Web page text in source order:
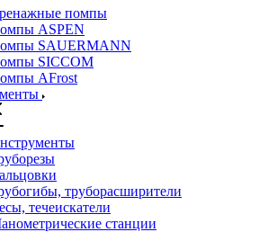
помпы
ASPEN
SAUERMANN
SICCOM
AFrost
труборасширители
течеискатели
станции